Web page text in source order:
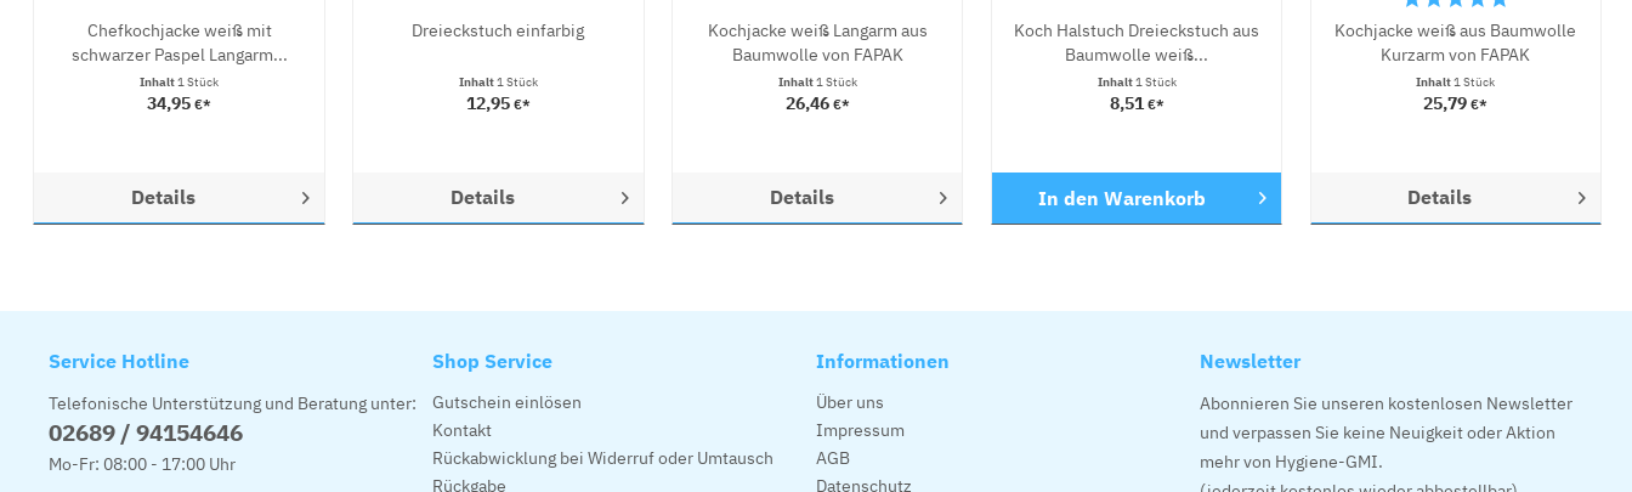
Chefkochjacke weiß mit
schwarzer Paspel Langarm...
Inhalt1 Stück
34,95€*
Details
Dreieckstuch einfarbig
Inhalt1 Stück
12,95 €*
Details
Kochjacke weiß Langarm aus
Baumwolle von FAPAK
Inhalt1 Stück
26,46 €*
Details
Koch Halstuch Dreieckstuch aus
Baumwolle weiß...
Inhalt1 Stück
8,51€*
In den Warenkorb
Kochjacke weiß aus Baumwolle
Kurzarm von FAPAK
Inhalt1 Stück
25,79€*
Details
Service Hotline
Telefonische Unterstützung und Beratung unter:
02689 / 94154646
Mo-Fr: 08:00 - 17:00 Uhr
Shop Service
Gutschein einlösen
Kontakt
Rückabwicklung bei Widerruf oder Umtausch
Rückgabe
Informationen
Über uns
Impressum
AGB
Datenschutz
Newsletter
Abonnieren Sie unseren kostenlosen Newsletter
und verpassen Sie keine Neuigkeit oder Aktion
mehr von Hygiene-GMI.